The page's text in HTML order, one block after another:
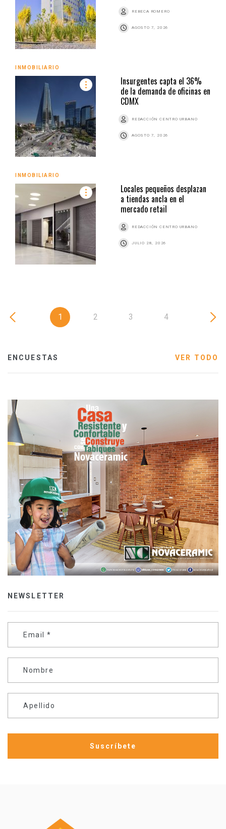
REBECA ROMERO
AGOSTO 7, 2026
INMOBILIARIO
Insurgentes capta el 36%
de la demanda de oficinas en
CDMX
REDACCIÓN CENTRO URBANO
AGOSTO 7, 2026
INMOBILIARIO
Locales pequeños desplazan
a tiendas ancla en el
mercado retail
REDACCIÓN CENTRO URBANO
JULIO 28, 2026
1 2 3 4
ENCUESTAS VER TODO
NEWSLETTER
Email *
Nombre
Apellido